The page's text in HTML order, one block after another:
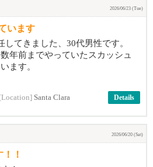
2026/06/23 (Tue)
います
てきました、30代男性です。
年前までやっていたスカッシュ
ます。
[Location] Santa Clara Details
2026/06/20 (Sat)
！